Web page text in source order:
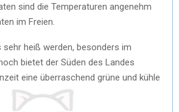
sind die Temperaturen angenehm
im Freien.
heiß werden, besonders im
bietet der Süden des Landes
eine überraschend grüne und kühle